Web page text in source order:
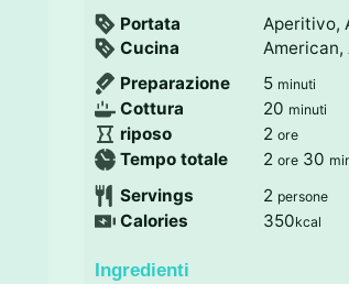
Portata
Aperitivo,
Cucina
Preparazione
5m
i
n
u
i
minuti
Cottura 20 m
i
n
t
i
minuti
riposo 2 o
r
ore
Tempo totale 2 o
e
ore 30 m
n
Servings 2 persone
Calories 350kcal
Ingredienti